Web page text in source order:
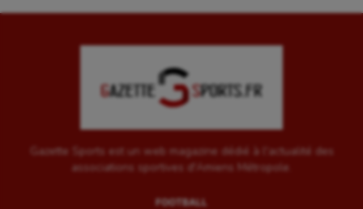
Gazette Sports est un web magazine dédié à l'actualité des
associations sportives d'Amiens Métropole.
FOOTBALL